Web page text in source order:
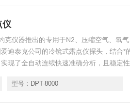
仪
克仪器推出的专用于N2、压缩空气、氧
迪泰克公司的冷镜式露点仪探头，结合*
现了全自动连续快速准确分析，且稳定
型号： DPT-8000